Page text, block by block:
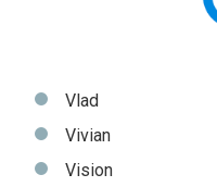
Vlad
Vivian
Vision